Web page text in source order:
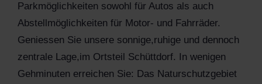
Parkmöglichkeiten sowohl für Autos als auch
Abstellmöglichkeiten für Motor- und Fahrräder.
Geniessen Sie unsere sonnige,ruhige und dennoch
zentrale Lage,im Ortsteil Schüttdorf. In wenigen
Gehminuten erreichen Sie: Das Naturschutzgebiet